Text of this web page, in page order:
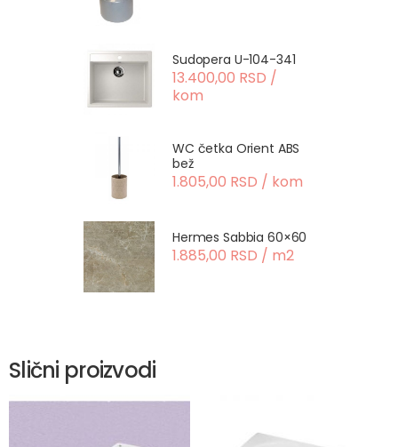
Sudopera U-104-341
13.400,00 RSD /
kom
WC četka Orient ABS
bež
1.805,00 RSD / kom
Hermes Sabbia 60×60
1.885,00 RSD / m2
Slični proizvodi